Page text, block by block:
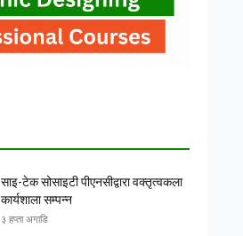
साइ-टेक सोसाइटी पीएनसीद्वारा वक्तृत्वकला
कार्यशाला सम्पन्न
३ हप्ता अगाडि